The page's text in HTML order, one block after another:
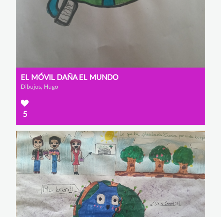
EL MÓVIL DAÑA EL MUNDO
Dibujos, Hugo
5